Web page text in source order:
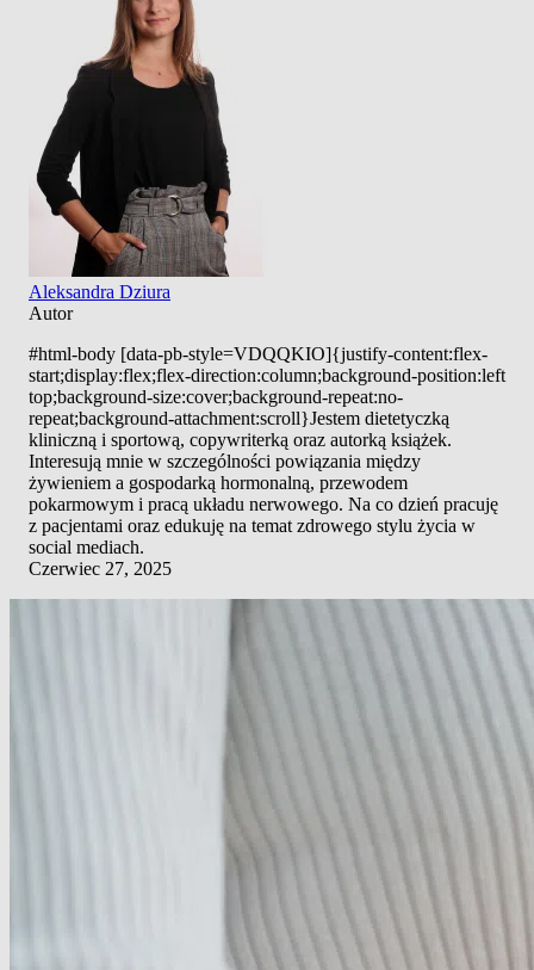
Aleksandra Dziura
Autor
#html-body [data-pb-style=VDQQKIO]{justify-content:flex-
start;display:flex;flex-direction:column;background-position:left
top;background-size:cover;background-repeat:no-
repeat;background-attachment:scroll}Jestem dietetyczką
kliniczną i sportową, copywriterką oraz autorką książek.
Interesują mnie w szczególności powiązania między
żywieniem a gospodarką hormonalną, przewodem
pokarmowym i pracą układu nerwowego. Na co dzień pracuję
z pacjentami oraz edukuję na temat zdrowego stylu życia w
social mediach.
Czerwiec 27, 2025